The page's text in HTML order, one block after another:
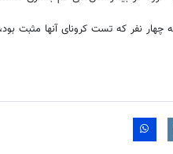
کرونای آنها مثبت